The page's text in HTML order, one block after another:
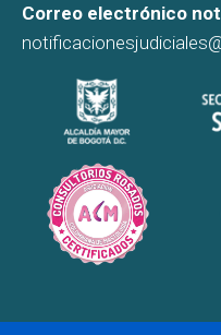
Correo electrónico